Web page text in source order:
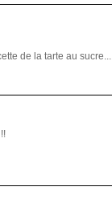
de la tarte au sucre...